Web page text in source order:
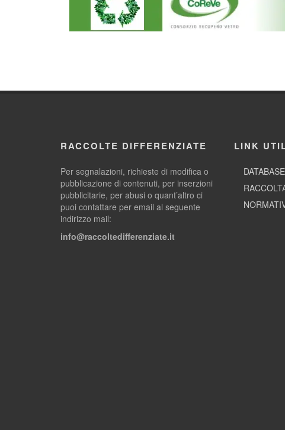
RACCOLTE DIFFERENZIATE
Per segnalazioni, richieste di modifica o
pubblicazione di contenuti, per inserzioni
pubblicitarie, per abusi o quant’altro ci
puoi contattare per email al seguente
indirizzo mail:
info@raccoltedifferenziate.it
LINK